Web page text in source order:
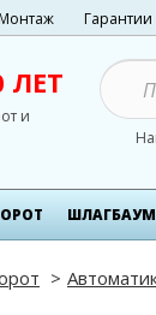
Монтаж Гарантии
ЛЕТ
и